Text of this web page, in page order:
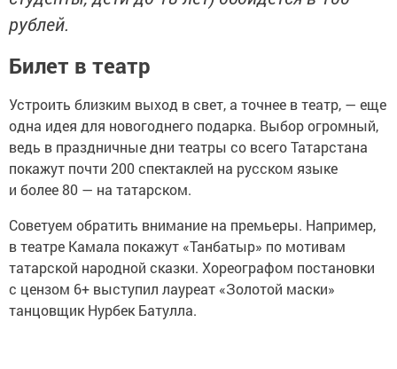
рублей.
Билет в театр
Устроить близким выход в свет, а точнее в театр, — еще
одна идея для новогоднего подарка. Выбор огромный,
ведь в праздничные дни театры со всего Татарстана
покажут почти 200 спектаклей на русском языке
и более 80 — на татарском.
Советуем обратить внимание на премьеры. Например,
в театре Камала покажут «Танбатыр» по мотивам
татарской народной сказки. Хореографом постановки
с цензом 6+ выступил лауреат «Золотой маски»
танцовщик Нурбек Батулла.